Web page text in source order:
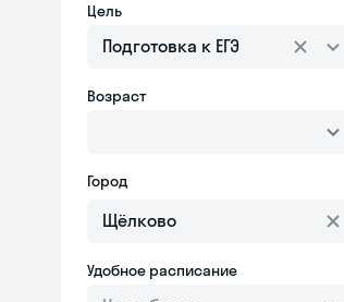
Цель
Подготовка к ЕГЭ
Возраст
Город
Удобное расписание